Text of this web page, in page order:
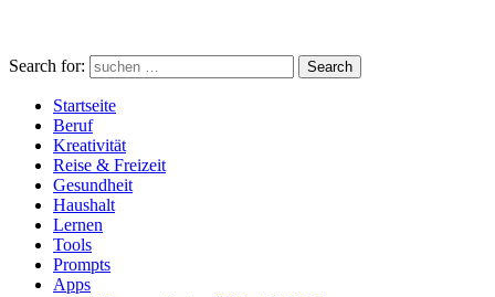
Search for: Search
Startseite
Beruf
Kreativität
Reise & Freizeit
Gesundheit
Haushalt
Lernen
Tools
Prompts
Apps